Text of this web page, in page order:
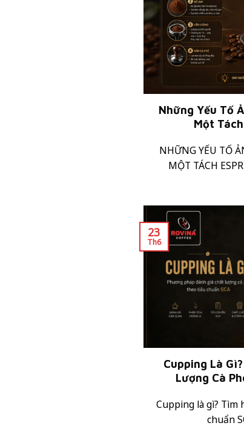
Những Yếu Tố
Một
NHỮNG YẾU TỐ
MỘT TÁCH
Cupping Là
Lượng Cà
Cupping là gì?
chuẩn
23
Th6